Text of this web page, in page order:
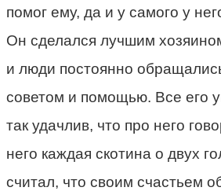
помог ему, да и у самого у
Он сделался лучшим
и люди постоянно
советом и помощью. Все его
так удачлив, что про него
него каждая скотина о двух
считал, что своим счастьем